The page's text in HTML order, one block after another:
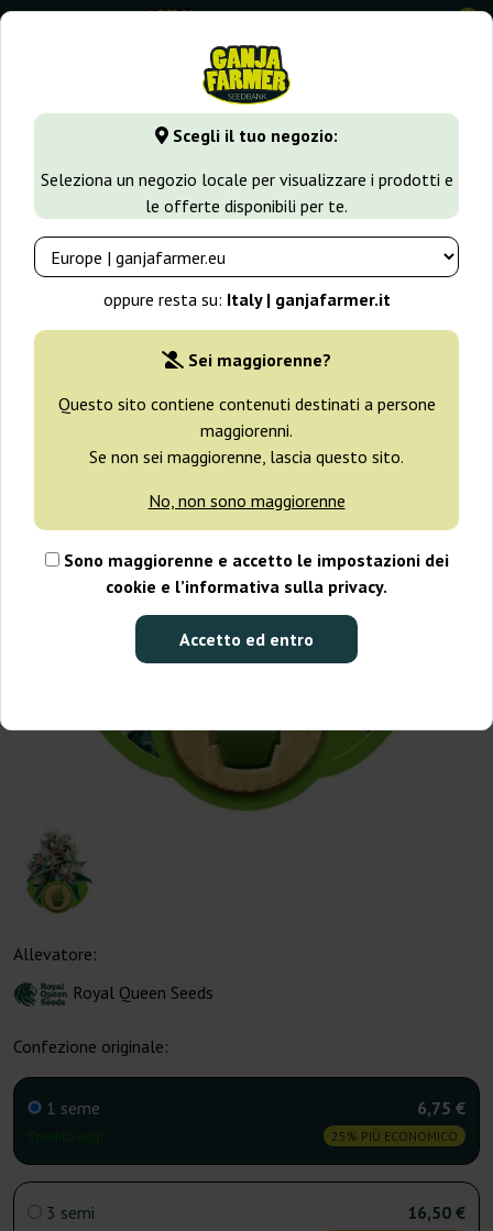
⭐ -40% Varietà a crescita rapida ⭐
⏰ 2 giorni 03:57:56
Scegli il tuo negozio:
Seleziona un negozio locale per visualizzare i prodotti e
le offerte disponibili per te.
oppure resta su: Italy | ganjafarmer.it
Sei maggiorenne?
Questo sito contiene contenuti destinati a persone
maggiorenni.
Se non sei maggiorenne, lascia questo sito.
No, non sono maggiorenne
Sono maggiorenne e accetto le impostazioni dei
cookie e l’informativa sulla privacy.
Accetto ed entro
0
GanjaFarmer.it Tipi di Semi Semi Indica Royal
Royal Creamatic Royal Queen
Seeds
-25%
Allevatore:
Royal Queen Seeds
Confezione originale:
1 seme 6,75 €
25% PIÙ ECONOMICO
3 semi 16,50 €